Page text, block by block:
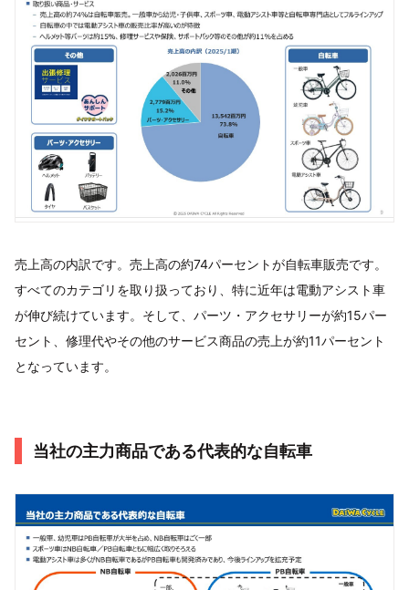
売上高の内訳です。売上高の約74パーセントが自転車販売です。
すべてのカテゴリを取り扱っており、特に近年は電動アシスト車
が伸び続けています。そして、パーツ・アクセサリーが約15パー
セント、修理代やその他のサービス商品の売上が約11パーセント
となっています。
当社の主力商品である代表的な自転車